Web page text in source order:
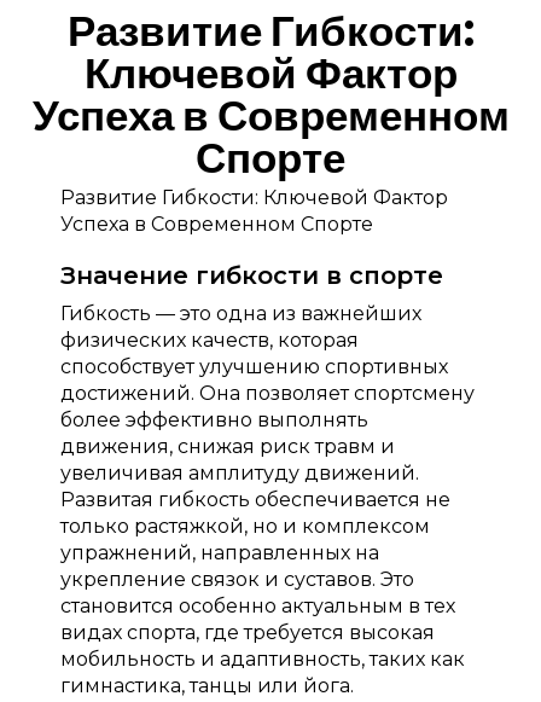
Развитие Гибкости:
Ключевой Фактор
Успеха в Современном
Спорте
Развитие Гибкости: Ключевой Фактор
Успеха в Современном Спорте
Значение гибкости в спорте
Гибкость — это одна из важнейших
физических качеств, которая
способствует улучшению спортивных
достижений. Она позволяет спортсмену
более эффективно выполнять
движения, снижая риск травм и
увеличивая амплитуду движений.
Развитая гибкость обеспечивается не
только растяжкой, но и комплексом
упражнений, направленных на
укрепление связок и суставов. Это
становится особенно актуальным в тех
видах спорта, где требуется высокая
мобильность и адаптивность, таких как
гимнастика, танцы или йога.